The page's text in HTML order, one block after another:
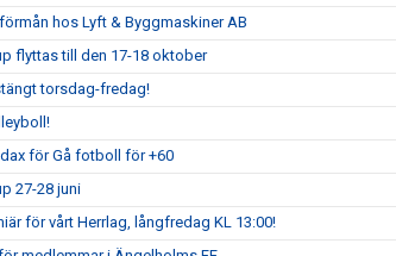
hos Lyft & Byggmaskiner AB
flyttas till den 17-18 oktober
torsdag-fredag!
för Gå fotboll för +60
27-28 juni
för vårt Herrlag, långfredag KL 13:00!